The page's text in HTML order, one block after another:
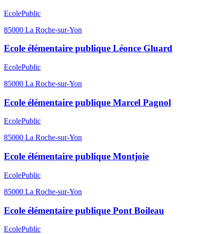
EcolePublic
85000 La Roche-sur-Yon
Ecole élémentaire publique Léonce Gluard
EcolePublic
85000 La Roche-sur-Yon
Ecole élémentaire publique Marcel Pagnol
EcolePublic
85000 La Roche-sur-Yon
Ecole élémentaire publique Montjoie
EcolePublic
85000 La Roche-sur-Yon
Ecole élémentaire publique Pont Boileau
EcolePublic